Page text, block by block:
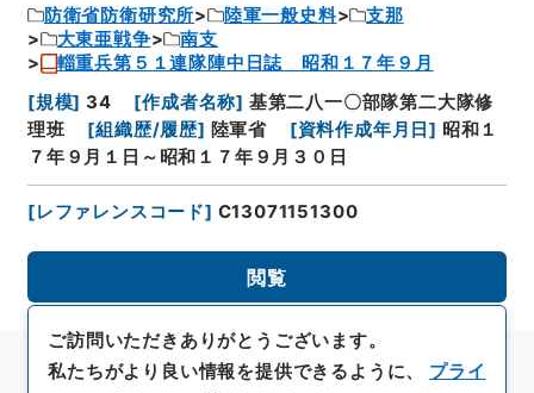
防衛省防衛研究所 陸軍一般史料
支那
大東亜戦争
南支
輜重兵第５１連隊陣中日誌 昭和１７年９月
[規模] 34 [作成者名称] 基第二八一〇部隊第二大隊修
理班
[組織歴/履歴] 陸軍省 [資料作成年月日] 昭和１
７年９月１日～昭和１７年９月３０日
[レファレンスコード] C13071151300
閲覧
ご訪問いただきありがとうございます。
私たちがより良い情報を提供できるように、 プライ